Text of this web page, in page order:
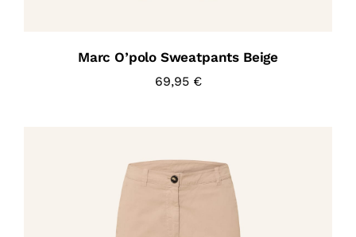
Marc O’polo Sweatpants Beige
69,95 €